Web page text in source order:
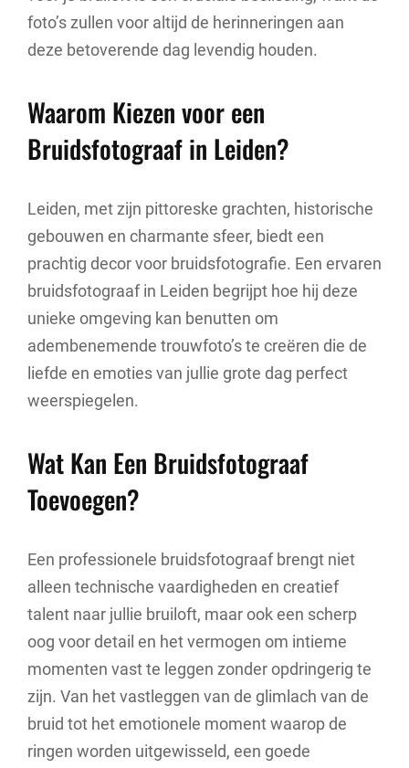
foto’s zullen voor altijd de herinneringen aan
deze betoverende dag levendig houden.
Waarom Kiezen voor een
Bruidsfotograaf in Leiden?
Leiden, met zijn pittoreske grachten, historische
gebouwen en charmante sfeer, biedt een
prachtig decor voor bruidsfotografie. Een ervaren
bruidsfotograaf in Leiden begrijpt hoe hij deze
unieke omgeving kan benutten om
adembenemende trouwfoto’s te creëren die de
liefde en emoties van jullie grote dag perfect
weerspiegelen.
Wat Kan Een Bruidsfotograaf
Toevoegen?
Een professionele bruidsfotograaf brengt niet
alleen technische vaardigheden en creatief
talent naar jullie bruiloft, maar ook een scherp
oog voor detail en het vermogen om intieme
momenten vast te leggen zonder opdringerig te
zijn. Van het vastleggen van de glimlach van de
bruid tot het emotionele moment waarop de
ringen worden uitgewisseld, een goede